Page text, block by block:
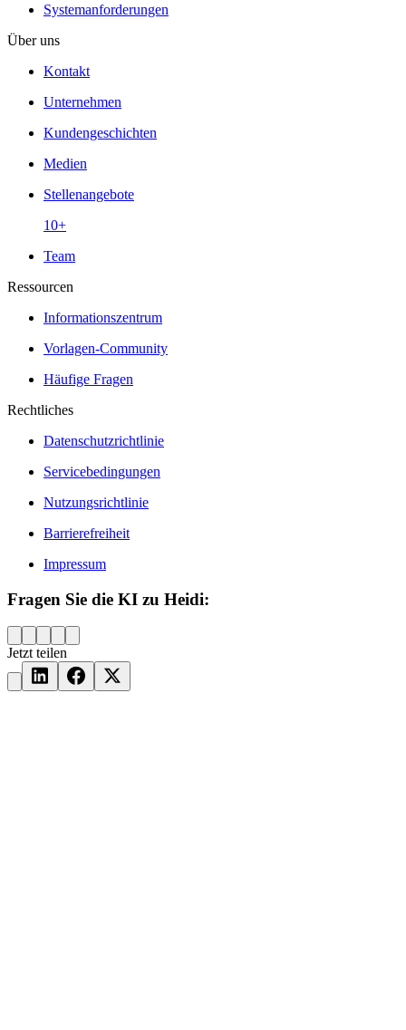
Systemanforderungen
Über uns
Kontakt
Unternehmen
Kundengeschichten
Medien
Stellenangebote
10+
Team
Ressourcen
Informationszentrum
Vorlagen-Community
Häufige Fragen
Rechtliches
Datenschutzrichtlinie
Servicebedingungen
Nutzungsrichtlinie
Barrierefreiheit
Impressum
Fragen Sie die KI zu Heidi:
Jetzt teilen